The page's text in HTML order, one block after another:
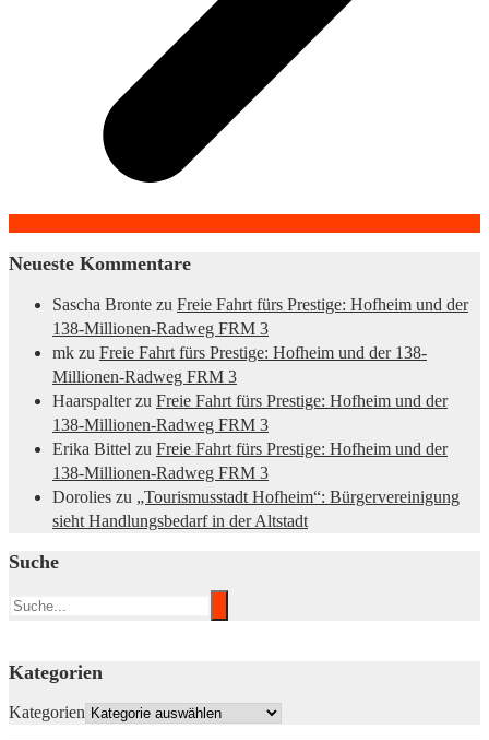
Neueste Kommentare
Sascha Bronte zu Freie Fahrt fürs Prestige: Hofheim und der
138-Millionen-Radweg FRM 3
mk zu Freie Fahrt fürs Prestige: Hofheim und der 138-
Millionen-Radweg FRM 3
Haarspalterzu Freie Fahrt fürs Prestige: Hofheim und der
138-Millionen-Radweg FRM 3
Erika Bittel zu Freie Fahrt fürs Prestige: Hofheim und der
138-Millionen-Radweg FRM 3
Dorolies zu „Tourismusstadt Hofheim“: Bürgervereinigung
sieht Handlungsbedarf in der Altstadt
Suche
Kategorien
Kategorien